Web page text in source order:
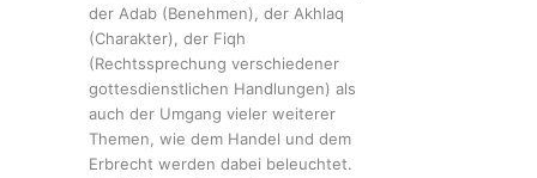
der Adab (Benehmen), der Akhlaq
(Charakter), der Fiqh
(Rechtssprechung verschiedener
gottesdienstlichen Handlungen) als
auch der Umgang vieler weiterer
Themen, wie dem Handel und dem
Erbrecht werden dabei beleuchtet.